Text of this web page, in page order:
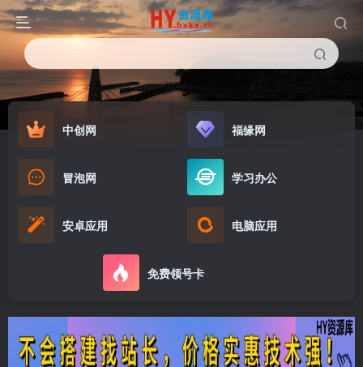
中创网 福缘网
冒泡网 学习办公
安卓应用 电脑应用
免费领号卡